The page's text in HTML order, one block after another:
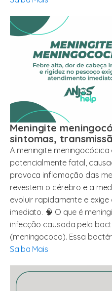
Meningite
sintomas,
A meningite
potencialmente fatal,
provoca inflamação das
revestem o cérebro e a
evoluir rapidamente e
imediato. 🧠 O que é
infecção causada pela
(meningococo). Essa
Saiba Mais